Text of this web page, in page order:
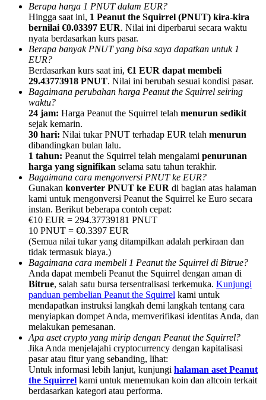
Referensi
Undang teman untuk mendapatkan imbalan tunai
Deposit CASHCAT & Win
Deposit CASHCAT & Win
Share 500000 CASHCAT prize pool
Exclusive for BitMart Users
Register & Trade to Win 500,000 USDT
Berapa harga 1 PNUT dalam EUR?
Hingga saat ini, 1 Peanut the Squirrel (PNUT) kira-kira
bernilai €0.03397 EUR. Nilai ini diperbarui secara waktu
nyata berdasarkan kurs pasar.
Berapa banyak PNUT yang bisa saya dapatkan untuk 1
EUR?
Berdasarkan kurs saat ini, €1 EUR dapat membeli
29.43773918 PNUT. Nilai ini berubah sesuai kondisi pasar.
Bagaimana perubahan harga Peanut the Squirrel seiring
waktu?
24 jam: Harga Peanut the Squirrel telah menurun sedikit
sejak kemarin.
30 hari: Nilai tukar PNUT terhadap EUR telah menurun
dibandingkan bulan lalu.
1 tahun: Peanut the Squirrel telah mengalami penurunan
harga yang signifikan selama satu tahun terakhir.
Bagaimana cara mengonversi PNUT ke EUR?
Gunakan konverter PNUT ke EUR di bagian atas halaman
kami untuk mengonversi Peanut the Squirrel ke Euro secara
instan. Berikut beberapa contoh cepat:
€10 EUR = 294.37739181 PNUT
10 PNUT = €0.3397 EUR
(Semua nilai tukar yang ditampilkan adalah perkiraan dan
tidak termasuk biaya.)
Bagaimana cara membeli 1 Peanut the Squirrel di Bitrue?
Anda dapat membeli Peanut the Squirrel dengan aman di
Bitrue, salah satu bursa tersentralisasi terkemuka. Kunjungi
panduan pembelian Peanut the Squirrel kami untuk
mendapatkan instruksi langkah demi langkah tentang cara
menyiapkan dompet Anda, memverifikasi identitas Anda, dan
melakukan pemesanan.
Apa aset crypto yang mirip dengan Peanut the Squirrel?
Jika Anda menjelajahi cryptocurrency dengan kapitalisasi
pasar atau fitur yang sebanding, lihat:
Untuk informasi lebih lanjut, kunjungi halaman aset Peanut
the Squirrel kami untuk menemukan koin dan altcoin terkait
berdasarkan kategori atau performa.